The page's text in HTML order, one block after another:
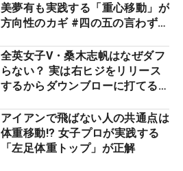
美夢有も実践する「重心移動」が
方向性のカギ #四の五の言わず振
全英女子V・桑木志帆はなぜダフ
らない？ 実は右ヒジをリリース
するからダウンブローに打てる #
アイアンで飛ばない人の共通点は
体重移動!? 女子プロが実践する
「左足体重トップ」が正解